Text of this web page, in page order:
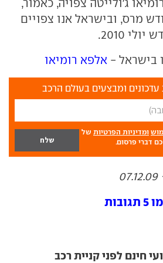
ג'ולייטה צפויה, כאמור,
מרס, ובישראל אנו צפויים
2010.
בישראל - אלפא רומיאו
ומבצעים בעולם הרכב
ומדיניות הפרטיות של
חינם לפני קניית רכב